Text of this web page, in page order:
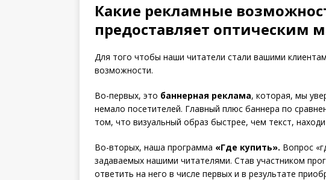
Какие рекламные
предоставляет оптическим
Для того чтобы наши читатели стали вашими
возможности.
Во-первых, это баннерная реклама, которая, мы
немало посетителей. Главный плюс баннера по
том, что визуальный образ быстрее, чем текст,
Во-вторых, наша программа «Где купить». Вопрос
задаваемых нашими читателями. Став участником
ответить на него в числе первых и в результате